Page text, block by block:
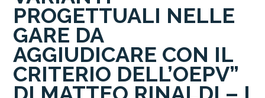
PROGETTUALI NELLE
GARE DA
AGGIUDICARE CON IL
CRITERIO DELL’OEPV”